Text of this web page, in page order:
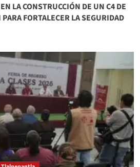
LA CONSTRUCCIÓN DE UN C4 DE
FORTALECER LA SEGURIDAD